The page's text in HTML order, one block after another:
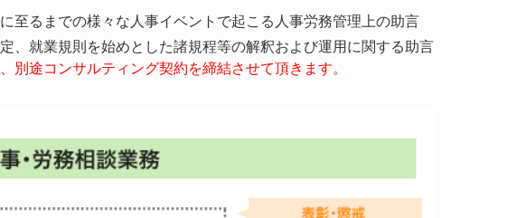
至るまでの様々な人事イベントで起こる人事労務管理上の助言
、就業規則を始めとした諸規程等の解釈および運用に関する助言
別途コンサルティング契約を締結させて頂きます。